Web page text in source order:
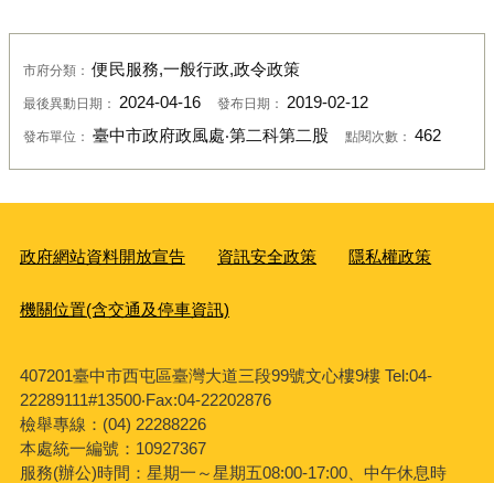
市府分類：便民服務,一般行政,政令政策
最後異動日期： 2024-04-16 發布日期： 2019-02-12
發布單位： 臺中市政府政風處‧第二科第二股 點閱次數： 462
政府網站資料開放宣告 資訊安全政策 隱私權政策
機關位置(含交通及停車資訊)
407201臺中市西屯區臺灣大道三段99號文心樓9樓 Tel:04-
22289111#13500‧Fax:04-22202876
檢舉專線：(04) 22288226
本處統一編號：10927367
服務(辦公)時間：星期一～星期五08:00-17:00、中午休息時